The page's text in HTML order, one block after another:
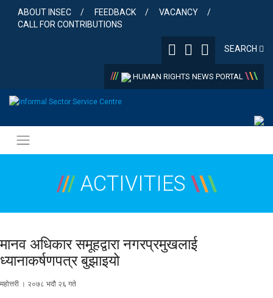
content
ABOUT INSEC FEEDBACK
VACANCY
CALL FOR CONTRIBUTIONS
SEARCH
/// HUMAN RIGHTS NEWS PORTAL \\\
/// ACTIVITIES \\\
मानव अधिकार समूहद्वारा नगरप्रमुखलाई
ध्यानाकर्षणपत्र बुझाइयो
महोत्तरी । २०७८ भदौ २६ गते